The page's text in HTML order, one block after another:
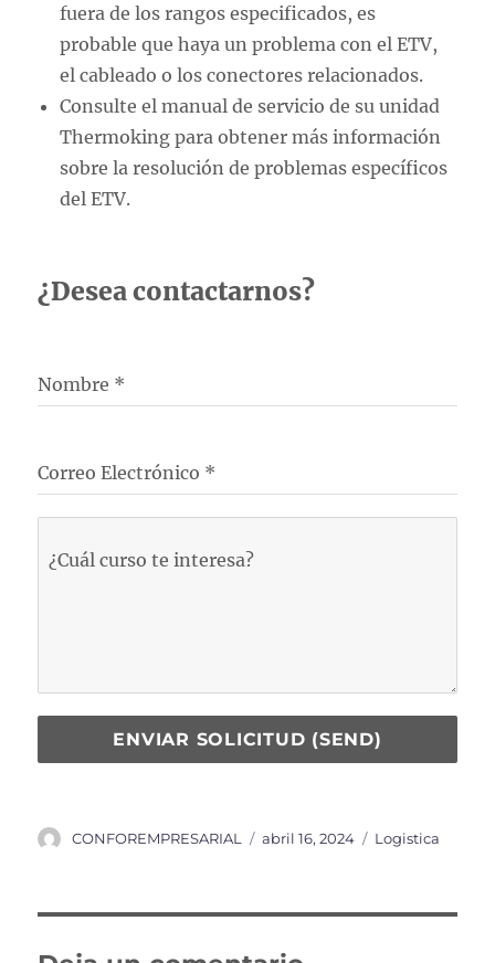
fuera de los rangos especificados, es
probable que haya un problema con el ETV,
el cableado o los conectores relacionados.
Consulte el manual de servicio de su unidad
Thermoking para obtener más información
sobre la resolución de problemas específicos
del ETV.
¿Desea contactarnos?
Nombre *
Correo Electrónico *
¿Cuál curso te interesa?
ENVIAR SOLICITUD (SEND)
Autor
CONFOREMPRESARIAL
Publicado
abril 16, 2024 Categorías
Logistica